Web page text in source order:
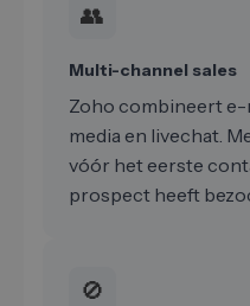
👥
Multi-channel sales
Zoho combineert e-
media en livechat.
vóór het eerste
prospect heeft
🚫